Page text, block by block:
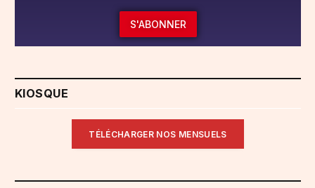
S'ABONNER
KIOSQUE
TÉLÉCHARGER NOS MENSUELS